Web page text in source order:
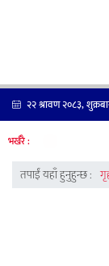
२२ श्रावण २०८३,
भर्खरै : पेट्रोल पम्प
तपाईं यहाँ हुनुहुन्छ :